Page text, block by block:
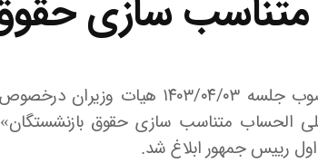
متناسب سازی
تصویبنامه مصوب جلسه ۱۴۰۳/۰۴/
رییس جمهور ابلاغ شد.